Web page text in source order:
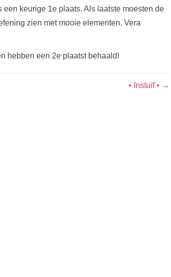
keurige 1e plaats. Als laatste moesten de
zien met mooie elementen. Vera
hebben een 2e plaatst behaald!
• Instuif • →